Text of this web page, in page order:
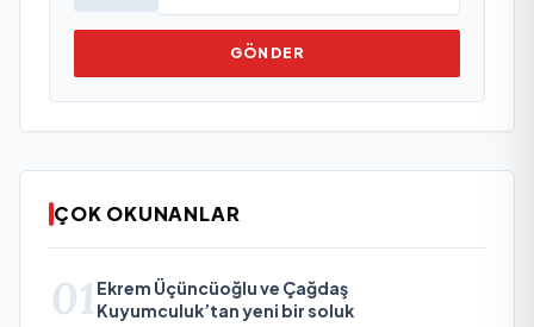
GÖNDER
ÇOK OKUNANLAR
01 Ekrem Üçüncüoğlu ve Çağdaş
Kuyumculuk’tan yeni bir soluk